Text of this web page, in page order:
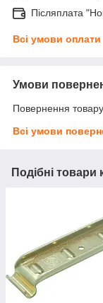
Післяплата
Всі умови оплати
Умови
Повернення
Всі умови
Подібні товари